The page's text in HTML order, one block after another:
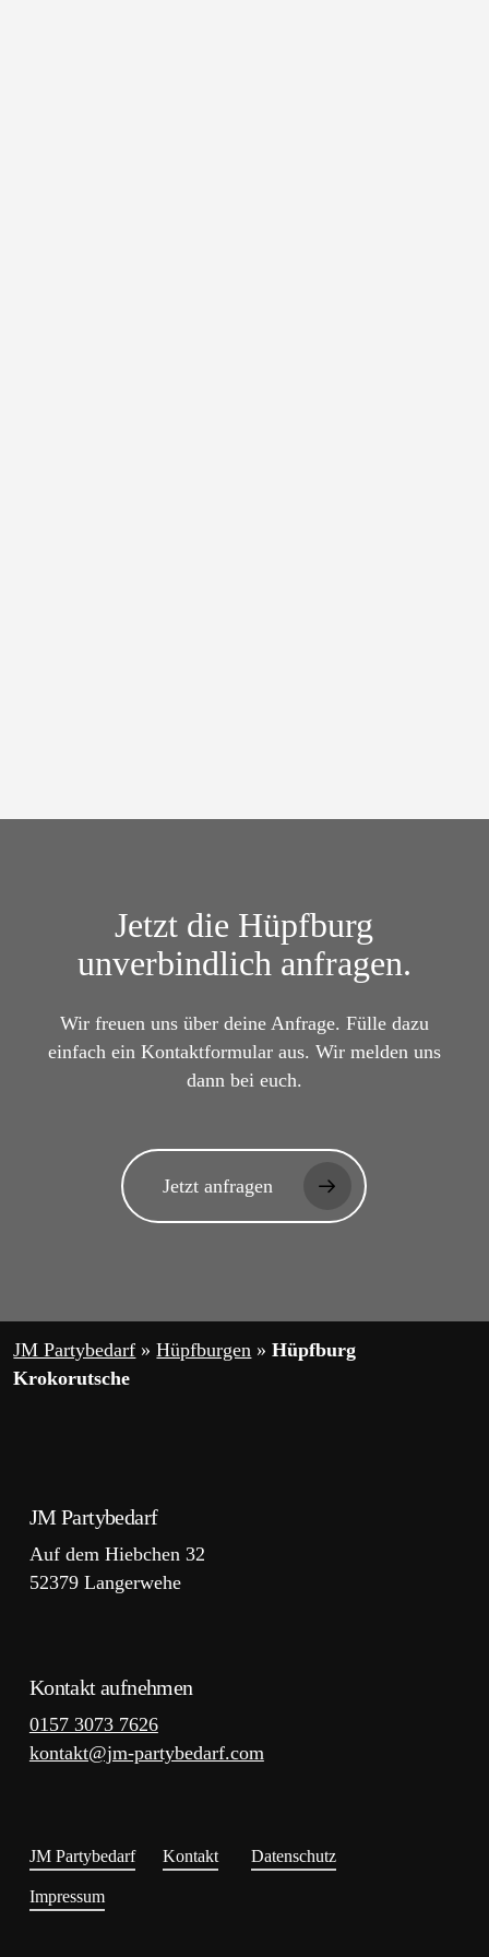
Jetzt die Hüpfburg
unverbindlich anfragen.
Wir freuen uns über deine Anfrage. Fülle dazu
einfach ein Kontaktformular aus. Wir melden uns
dann bei euch.
Jetzt anfragen
JM Partybedarf »Hüpfburgen »Hüpfburg
Krokorutsche
JM Partybedarf
Auf dem Hiebchen 32
52379 Langerwehe
Kontakt aufnehmen
0157 3073 7626
kontakt@jm-partybedarf.com
JM Partybedarf Kontakt Datenschutz
Impressum